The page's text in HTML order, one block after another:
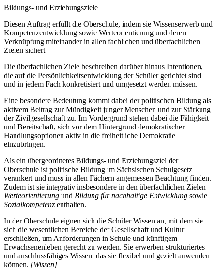
Bildungs- und Erziehungsziele
Diesen Auftrag erfüllt die Oberschule, indem sie Wissenserwerb und
Kompetenzentwicklung sowie Werteorientierung und deren
Verknüpfung miteinander in allen fachlichen und überfachlichen
Zielen sichert.
Die überfachlichen Ziele beschreiben darüber hinaus Intentionen,
die auf die Persönlichkeitsentwicklung der Schüler gerichtet sind
und in jedem Fach konkretisiert und umgesetzt werden müssen.
Eine besondere Bedeutung kommt dabei der politischen Bildung als
aktivem Beitrag zur Mündigkeit junger Menschen und zur Stärkung
der Zivilgesellschaft zu. Im Vordergrund stehen dabei die Fähigkeit
und Bereitschaft, sich vor dem Hintergrund demokratischer
Handlungsoptionen aktiv in die freiheitliche Demokratie
einzubringen.
Als ein übergeordnetes Bildungs- und Erziehungsziel der
Oberschule ist politische Bildung im Sächsischen Schulgesetz
verankert und muss in allen Fächern angemessen Beachtung finden.
Zudem ist sie integrativ insbesondere in den überfachlichen Zielen
Werteorientierung und Bildung für nachhaltige Entwicklung sowie
Sozialkompetenz enthalten.
In der Oberschule eignen sich die Schüler Wissen an, mit dem sie
sich die wesentlichen Bereiche der Gesellschaft und Kultur
erschließen, um Anforderungen in Schule und künftigem
Erwachsenenleben gerecht zu werden. Sie erwerben strukturiertes
und anschlussfähiges Wissen, das sie flexibel und gezielt anwenden
können. [Wissen]